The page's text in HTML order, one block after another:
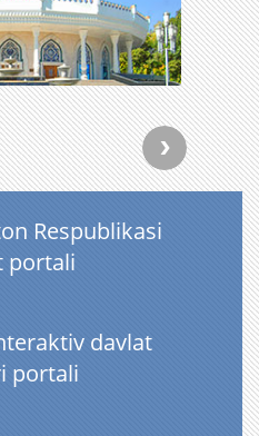
Respublikasi
portali
davlat
portali